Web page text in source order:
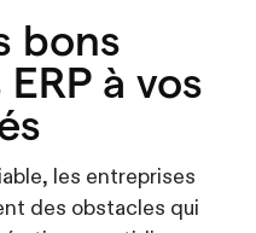
bons
à vos
les entreprises
des obstacles qui